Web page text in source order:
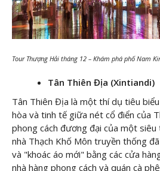
Tour Thượng Hải tháng 12 – Khám phá phố Nam
Tân Thiên Địa (Xintiandi)
Tân Thiên Địa là một thí dụ tiêu
hòa và tinh tế giữa nét cổ điển của
phong cách đương đại của một siêu
nhà Thạch Khố Môn truyền thống
và "khoác áo mới" bằng các cửa
nhà hàng phong cách và quán cà